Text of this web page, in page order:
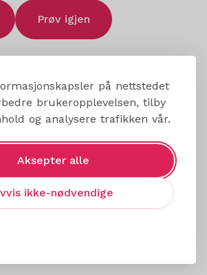
på nettstedet
brukeropplevelsen, tilby
og analysere trafikken vår.
Aksepter alle
ikke-nødvendige
Prøv igjen